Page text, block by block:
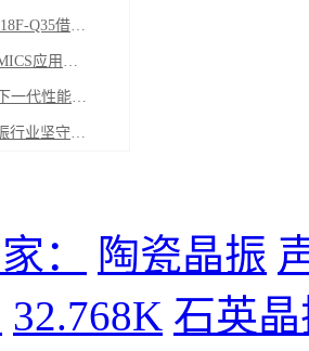
： 陶瓷晶振
32.768K 石英